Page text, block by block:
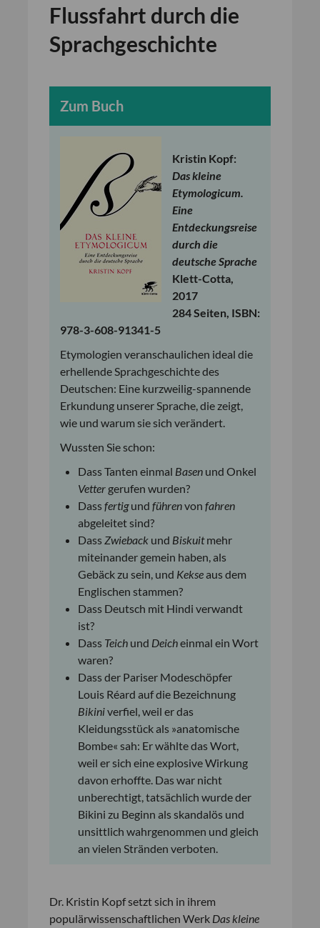
Flussfahrt durch die
Sprachgeschichte
Zum Buch
Kristin Kopf:
Das kleine
Etymologicum.
Eine
Entdeckungsreise
durch die
deutsche Sprache
Klett-Cotta,
2017
284 Seiten, ISBN:
978-3-608-91341-5
Etymologien veranschaulichen ideal die
erhellende Sprachgeschichte des
Deutschen: Eine kurzweilig-spannende
Erkundung unserer Sprache, die zeigt,
wie und warum sie sich verändert.
Wussten Sie schon:
Dass Tanten einmal Basen und Onkel
Vetter gerufen wurden?
Dassfertigund führenvon fahren
abgeleitet sind?
Dass Zwieback und Biskuitmehr
miteinander gemein haben, als
Gebäck zu sein, und Kekseaus dem
Englischen stammen?
Dass Deutsch mit Hindi verwandt
ist?
Dass Teich und Deicheinmal ein Wort
waren?
Dass der Pariser Modeschöpfer
Louis Réard auf die Bezeichnung
Bikiniverfiel, weil er das
Kleidungsstück als »anatomische
Bombe« sah: Er wählte das Wort,
weil er sich eine explosive Wirkung
davon erhoffte. Das war nicht
unberechtigt, tatsächlich wurde der
Bikini zu Beginn als skandalös und
unsittlich wahrgenommen und gleich
an vielen Stränden verboten.
Dr. Kristin Kopf setzt sich in ihrem
populärwissenschaftlichen Werk Das kleine